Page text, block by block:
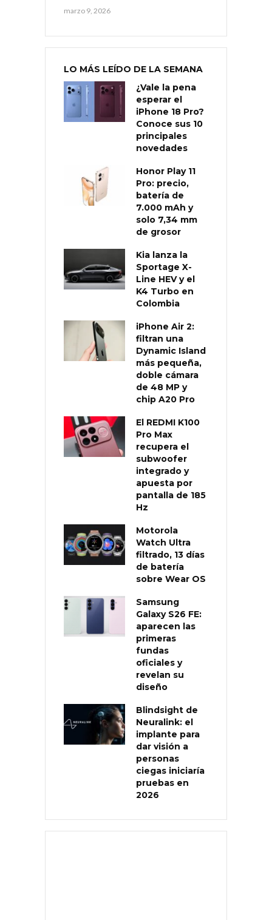
marzo 9, 2026
LO MÁS LEÍDO DE LA SEMANA
¿Vale la pena
esperar el
iPhone 18 Pro?
Conoce sus 10
principales
novedades
Honor Play 11
Pro: precio,
batería de
7.000 mAh y
solo 7,34 mm
de grosor
Kia lanza la
Sportage X-
Line HEV y el
K4 Turbo en
Colombia
iPhone Air 2:
filtran una
Dynamic Island
más pequeña,
doble cámara
de 48 MP y
chip A20 Pro
El REDMI K100
Pro Max
recupera el
subwoofer
integrado y
apuesta por
pantalla de 185
Hz
Motorola
Watch Ultra
filtrado, 13 días
de batería
sobre Wear OS
Samsung
Galaxy S26 FE:
aparecen las
primeras
fundas
oficiales y
revelan su
diseño
Blindsight de
Neuralink: el
implante para
dar visión a
personas
ciegas iniciaría
pruebas en
2026